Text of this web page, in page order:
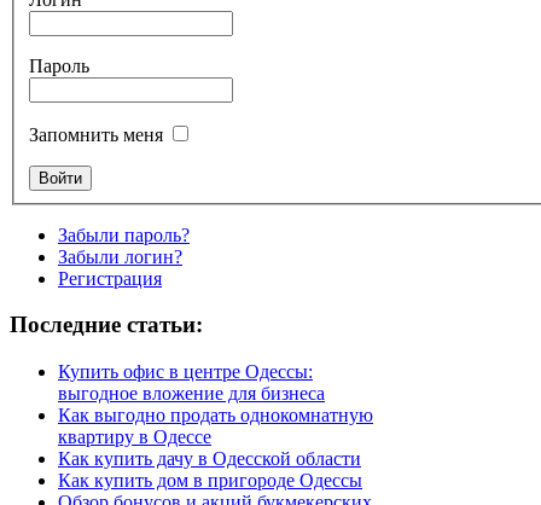
Пароль
Запомнить меня
Забыли пароль?
Забыли логин?
Регистрация
Последние статьи:
Купить офис в центре Одессы:
выгодное вложение для бизнеса
Как выгодно продать однокомнатную
квартиру в Одессе
Как купить дачу в Одесской области
Как купить дом в пригороде Одессы